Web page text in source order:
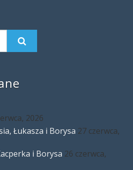
2026
Łukasza i Borysa 27 czerwca,
i Borysa 26 czerwca,